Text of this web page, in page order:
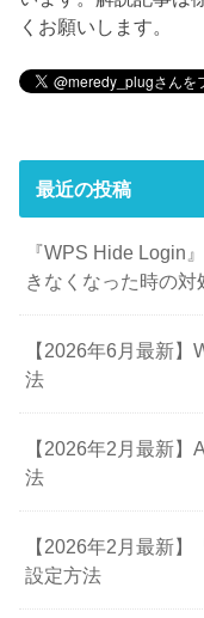
くお願いします。
最近の投稿
『WPS Hide Login
きなくなった時の対
【2026年6月最新
法
【2026年2月最新
法
【2026年2月最新
設定方法